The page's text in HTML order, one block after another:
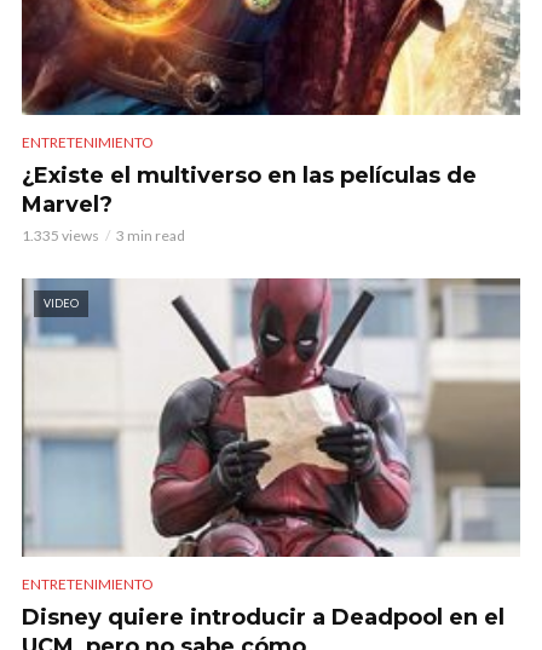
ENTRETENIMIENTO
¿Existe el multiverso en las películas de
Marvel?
1.335 views 3 min read
VIDEO
ENTRETENIMIENTO
Disney quiere introducir a Deadpool en el